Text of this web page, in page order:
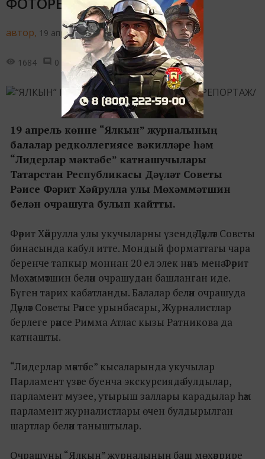
автор, 19 апреля 2017 - 17:13
1684 0 0
19 апрель көнне “Ялкын” журналының
балалар редколлегиясе вәкилләре һәм
“Лидерлар мәктәбе” катнашучылары
Татарстан Республикасы Дәүләт Советы
Рәисе Фәрит Хәйрулла улы Мөхәммәтшин
белән очрашуга булып кайтты.
Фәрит Хәйрулла улы укучыларны үзендә Дәүләт Советы
бинасында кабул итте. Мондый форматтагы чара
беренче тапкыр моннан 20 ел элек нәкъ менә Фәрит
Мөхәммәтшин белән очрашудан башланган иде.
Бүген тарих кабатланды. Балалар белән очрашуда
Дәүләт Советы Рәисе урынбасары, Журналистлар
берлеге рәисе Римма Атлас кызы Ратникова да
катнашты.
“Лидерлар мәктәбе” кысаларында укучылар
Парламент үзәге буенча экскурсиядә булдылар,
парламент музее, утырыш заллары карадылар һәм
парламент журналистлары өчен булдырылган
шартлар белән таныштылар.
Очрашуны “Ялкын” журналының баш мөхәррире